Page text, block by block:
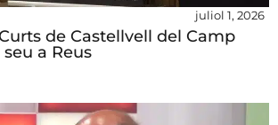
juliol 1, 2026
de Castellvell del Camp
a Reus